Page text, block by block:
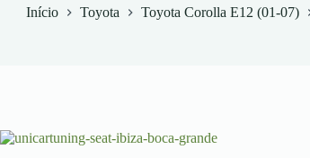
Início Toyota Toyota Corolla E12 (01-07)